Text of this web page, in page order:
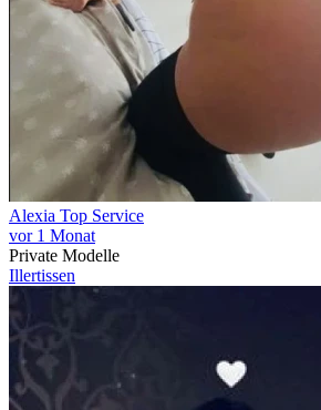
Alexia Top Service
vor 1 Monat
Private Modelle
Illertissen